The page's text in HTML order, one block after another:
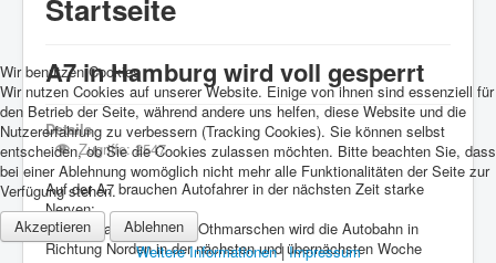
Startseite
A7 in Hamburg wird voll gesperrt
Details
Zugriffe: 2547
Auf der A7 brauchen Autofahrer in der nächsten Zeit starke
Nerven:
Wegen Bauarbeiten bei Othmarschen wird die Autobahn in
Richtung Norden in der nächsten und übernächsten Woche
Wir benutzen Cookies
Wir nutzen Cookies auf unserer Website. Einige von ihnen sind essenziell für
den Betrieb der Seite, während andere uns helfen, diese Website und die
Nutzererfahrung zu verbessern (Tracking Cookies). Sie können selbst
entscheiden, ob Sie die Cookies zulassen möchten. Bitte beachten Sie, dass
bei einer Ablehnung womöglich nicht mehr alle Funktionalitäten der Seite zur
Verfügung stehen.
Akzeptieren
Ablehnen
Weitere Informationen|Impressum